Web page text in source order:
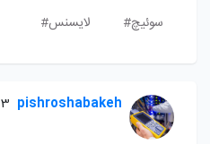
سوئیچ# لایسنس#
pishroshabakeh 3 سال پیش